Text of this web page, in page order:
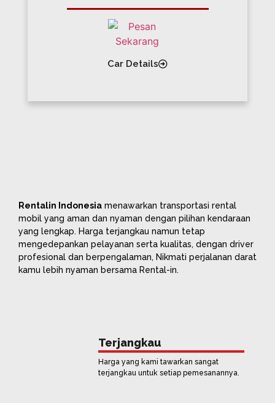
Car Details
Rentalin Indonesia menawarkan transportasi rental
mobil yang aman dan nyaman dengan pilihan kendaraan
yang lengkap. Harga terjangkau namun tetap
mengedepankan pelayanan serta kualitas, dengan driver
profesional dan berpengalaman, Nikmati perjalanan darat
kamu lebih nyaman bersama Rental-in.
Terjangkau
Harga yang kami tawarkan sangat
terjangkau untuk setiap pemesanannya.